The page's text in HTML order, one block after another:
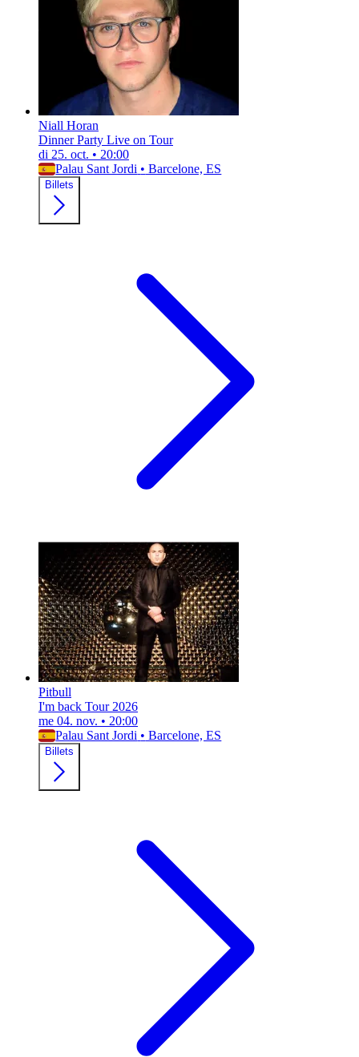
Niall Horan
Dinner Party Live on Tour
di 25. oct. • 20:00
Palau Sant Jordi • Barcelone, ES
Billets
Pitbull
I'm back Tour 2026
me 04. nov. • 20:00
Palau Sant Jordi • Barcelone, ES
Billets